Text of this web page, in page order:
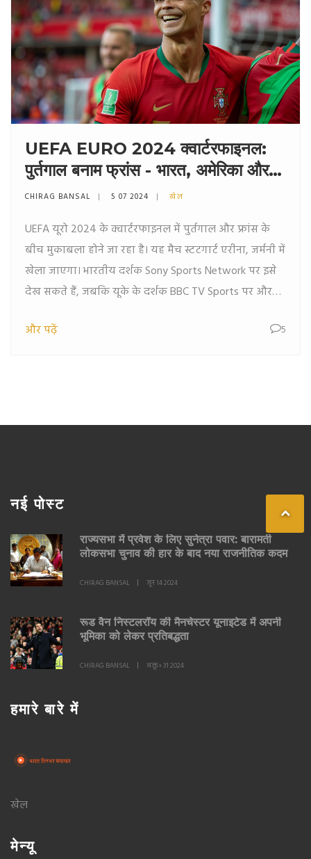
UEFA EURO 2024 क्वार्टरफाइनल:
पुर्तगाल बनाम फ्रांस - भारत, अमेरिका और
यूके में कब और कहां देखें
CHIRAG BANSAL 5 07 2024 खेल
UEFA यूरो 2024 के क्वार्टरफाइनल में पुर्तगाल और फ्रांस के
बीच मुकाबला होने जा रहा है। यह मैच स्टटगार्ट एरीना, जर्मनी में
खेला जाएगा। भारतीय दर्शक Sony Sports Network पर इसे
देख सकते हैं, जबकि यूके के दर्शक BBC TV Sports पर और
और पढ़ें
5
नई पोस्ट
राज्यसभा में प्रवेश के लिए सुनेत्रा पवार: बारामती
लोकसभा चुनाव की हार के बाद नया राजनीतिक कदम
CHIRAG BANSAL जून 14 2024
रूड वैन निस्टलरॉय की मैनचेस्टर यूनाइटेड में अपनी
भूमिका को लेकर प्रतिबद्धता
CHIRAG BANSAL अक्तू॰ 31 2024
हमारे बारे में
खेल
मेन्यू